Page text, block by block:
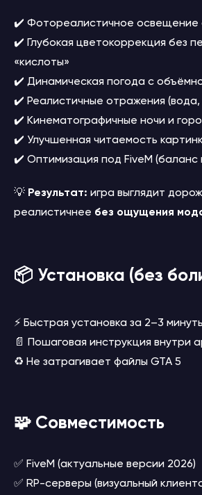
✔️ Фотореалистичное освещение
✔️ Глубокая цветокоррекция без
«кислоты»
✔️ Динамическая погода с
✔️ Реалистичные отражения (вода,
✔️ Кинематографичные ночи и
✔️ Улучшенная читаемость
✔️ Оптимизация под FiveM (баланс
💡 Результат: игра выглядит
реалистичнее без ощущения
📦 Установка (без
⚡ Быстрая установка за 2–3
📄 Пошаговая инструкция внутри
♻️ Не затрагивает файлы GTA 5
🧩 Совместимость
✅ FiveM (актуальные версии 2026)
✅ RP-серверы (визуальный